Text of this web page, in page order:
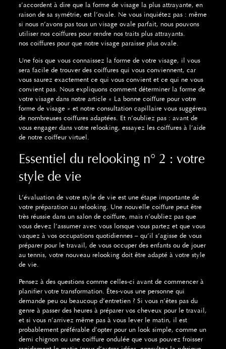
s’accordent à dire que la forme de visage la plus attrayante, en
raison de sa symétrie, est l’ovale. Ne vous inquiétez pas : même
si nous n’avons pas tous un visage ovale parfait, nous pouvons
utiliser nos coiffures pour rendre nos traits plus attrayants.
nos coiffures pour que notre visage paraisse plus ovale.
Une fois que vous connaissez la forme de votre visage, il vous
sera facile de trouver des coiffures qui vous conviennent, car
vous saurez exactement ce qui vous convient et ce qui ne vous
convient pas. Nous expliquons comment déterminer la forme de
votre visage dans notre article « La bonne coiffure pour votre
forme de visage » et notre consultation capillaire vous suggérera
de nombreuses coiffures adaptées. Et n’oubliez pas : avant de
vous engager dans votre relooking, essayez les coiffures à l’aide
de notre coiffeur virtuel.
Essentiel du relooking n° 2 : votre
style de vie
L’évaluation de votre style de vie est une étape importante de
votre préparation au relooking. Une nouvelle coiffure peut être
très réussie dans un salon de coiffure, mais n’oubliez pas que
vous devez l’assumer avec vous lorsque vous partez et que vous
vaquez à vos occupations quotidiennes – qu’il s’agisse de vous
préparer pour le travail, de vous occuper des enfants ou de jouer
au tennis, votre nouveau relooking doit être adapté à votre style
de vie.
Pensez à des questions comme celles-ci avant de commencer à
planifier votre transformation. Êtes-vous une personne qui
demande peu ou beaucoup d’entretien ? Si vous n’êtes pas du
genre à passer des heures à préparer vos cheveux pour le travail,
et si vous n’arrivez même pas à vous lever le matin, il est
probablement préférable d’opter pour un look simple, comme un
demi chignon ou une coiffure ondulée que vous pouvez froisser